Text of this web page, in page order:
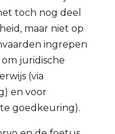
toch nog deel
maar niet op
ingrepen
juridische
(via
en voor
goedkeuring).